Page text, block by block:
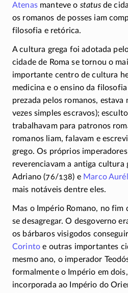
Atenasmanteve o statusde
os romanos de posses iam
filosofia e retórica.
A cultura grega foi adotada
cidade de Roma se tornou o
importante centro de cultura
medicina e o ensino da
prezada pelos romanos, estava
vezes simples escravos);
trabalhavam para patronos
romanos liam, falavam e
grego. Os próprios
reverenciavam a antiga cultura
Adriano(76/138) e Marco
mais notáveis dentre eles.
Mas o Império Romano, no fim
se desagregar. O desgoverno
os bárbaros visigodos
Corinto e outras importantes
mesmo ano, o imperador
formalmente o Império em
incorporada ao Império do